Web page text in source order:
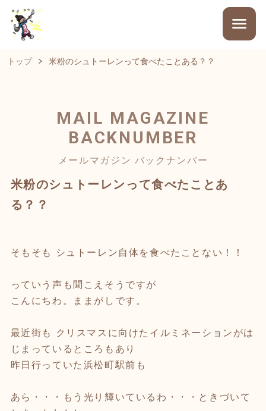
トップ 米粉のシュトーレンって食べたことある？？
MAIL MAGAZINE
BACKNUMBER
メールマガジン バックナンバー
米粉のシュトーレンって食べたことあ
る？？
そもそも シュトーレン自体を食べたことない！！
っていう声も聞こえそうですが
こんにちわ。ままがしです。
最近街も クリスマスに向けたイルミネーションがは
じまっているところもあり
昨日行っていた浜松町駅前も
あら・・・もう光り輝いているわ・・・ときづいて